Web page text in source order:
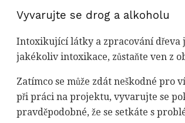
Vyvarujte se drog a alkoholu
Intoxikující látky a zpracování dřeva
jakékoliv intoxikace, zůstaňte ven z
Zatímco se může zdát neškodné pro
při práci na projektu, vyvarujte se
pravděpodobné, že se setkáte s